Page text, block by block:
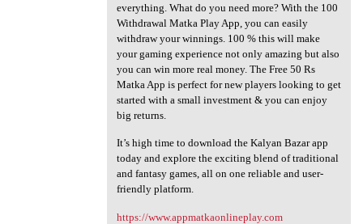
everything. What do you need more? With the 100
Withdrawal Matka Play App, you can easily
withdraw your winnings. 100 % this will make
your gaming experience not only amazing but also
you can win more real money. The Free 50 Rs
Matka App is perfect for new players looking to get
started with a small investment & you can enjoy
big returns.
It’s high time to download the Kalyan Bazar app
today and explore the exciting blend of traditional
and fantasy games, all on one reliable and user-
friendly platform.
https://www.appmatkaonlineplay.com